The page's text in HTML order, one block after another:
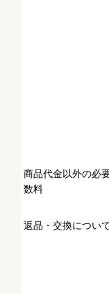
商品代金以外の必
数料
返品・交換につい